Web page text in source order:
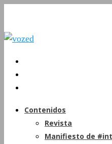
Contenidos
Revista
Manifiesto de